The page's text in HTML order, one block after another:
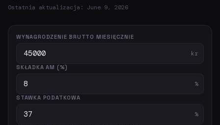
Ostatnia aktualizacja: June 9, 2026
WYNAGRODZENIE BRUTTO MIESIĘCZNIE
kr
SKŁADKA AM (%)
%
STAWKA PODATKOWA
%